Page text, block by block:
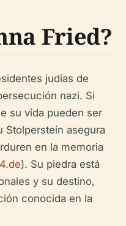
Fried?
judías de
nazi. Si
su vida pueden ser
Stolperstein asegura
en la memoria
). Su piedra está
y su destino,
conocida en la